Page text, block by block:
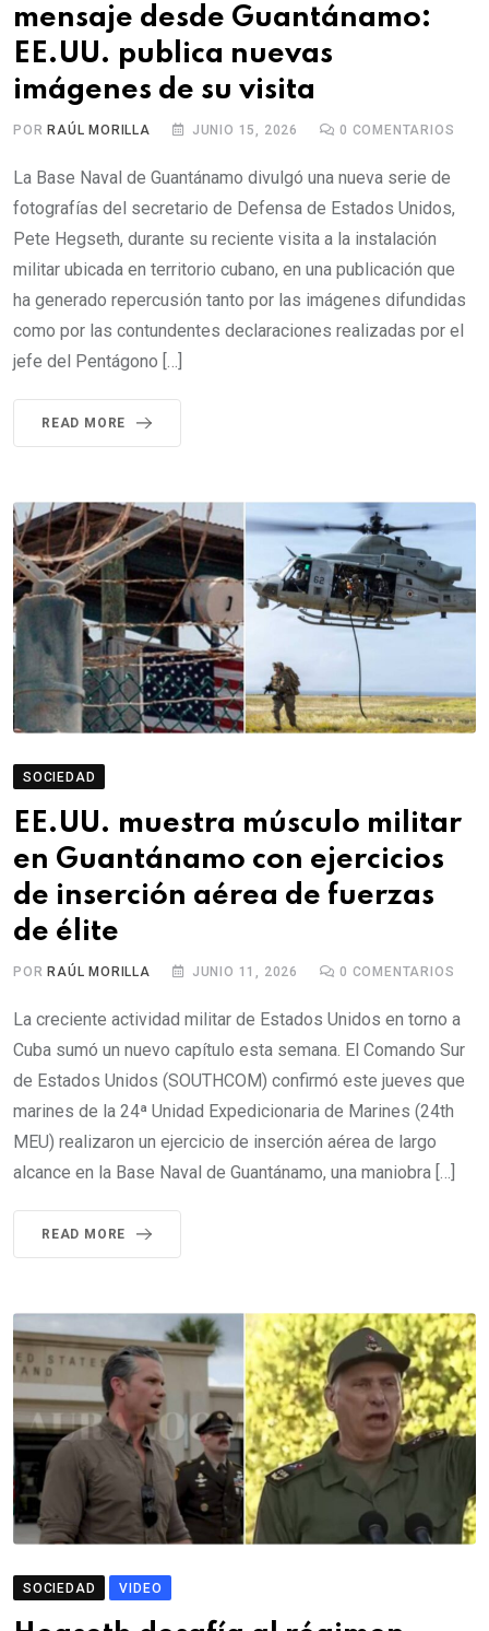
mensaje desde Guantánamo:
EE.UU. publica nuevas
imágenes de su visita
POR RAÚL MORILLA JUNIO 15, 2026 0 COMENTARIOS
La Base Naval de Guantánamo divulgó una nueva serie de
fotografías del secretario de Defensa de Estados Unidos,
Pete Hegseth, durante su reciente visita a la instalación
militar ubicada en territorio cubano, en una publicación que
ha generado repercusión tanto por las imágenes difundidas
como por las contundentes declaraciones realizadas por el
jefe del Pentágono […]
READ MORE
SOCIEDAD
EE.UU. muestra músculo militar
en Guantánamo con ejercicios
de inserción aérea de fuerzas
de élite
POR RAÚL MORILLA JUNIO 11, 2026 0 COMENTARIOS
La creciente actividad militar de Estados Unidos en torno a
Cuba sumó un nuevo capítulo esta semana. El Comando Sur
de Estados Unidos (SOUTHCOM) confirmó este jueves que
marines de la 24ª Unidad Expedicionaria de Marines (24th
MEU) realizaron un ejercicio de inserción aérea de largo
alcance en la Base Naval de Guantánamo, una maniobra […]
READ MORE
SOCIEDAD VIDEO